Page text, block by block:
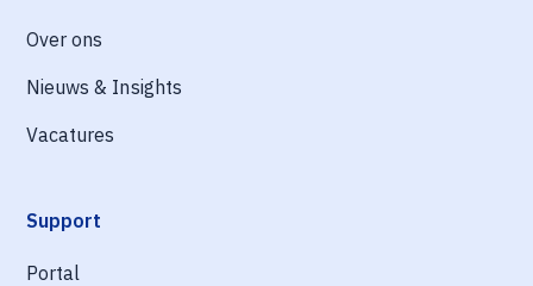
Over ons
Nieuws & Insights
Vacatures
Support
Portal